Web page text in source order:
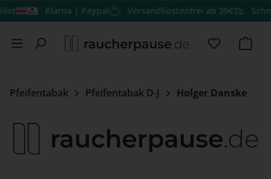
Zum Hauptinhalt springen
Klarna | Paypal Versandkostenfrei ab 39€
Du hast
Pfeifentabak Pfeifentabak D-J Holger Danske